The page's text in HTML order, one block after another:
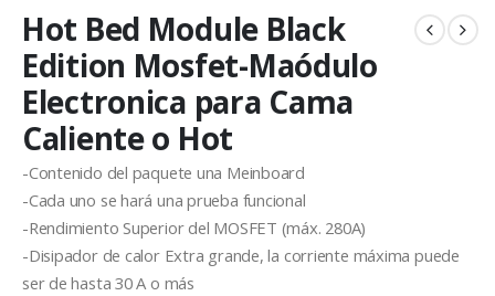
Hot Bed Module Black
Edition Mosfet-Maódulo
Electronica para Cama
Caliente o Hot
-Contenido del paquete una Meinboard
-Cada uno se hará una prueba funcional
-Rendimiento Superior del MOSFET (máx. 280A)
-Disipador de calor Extra grande, la corriente máxima puede
ser de hasta 30 A o más